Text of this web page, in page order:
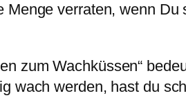
verraten, wenn Du
zum Wachküssen“
wach werden, hast du